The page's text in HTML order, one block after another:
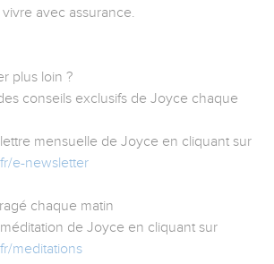
avec assurance.
plus loin ?
conseils exclusifs de Joyce chaque
mensuelle de Joyce en cliquant sur
e-newsletter
chaque matin
de Joyce en cliquant sur
meditations